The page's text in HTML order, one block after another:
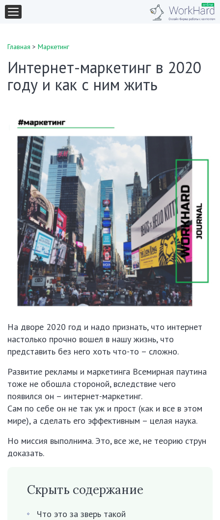
Главная > Маркетинг
Интернет-маркетинг в 2020
году и как с ним жить
На дворе 2020 год и надо признать, что интернет
настолько прочно вошел в нашу жизнь, что
представить без него хоть что-то – сложно.
Развитие рекламы и маркетинга Всемирная паутина
тоже не обошла стороной, вследствие чего
появился он – интернет-маркетинг.
Сам по себе он не так уж и прост (как и все в этом
мире), а сделать его эффективным – целая наука.
Но миссия выполнима. Это, все же, не теорию струн
доказать.
Скрыть содержание
Что это за зверь такой